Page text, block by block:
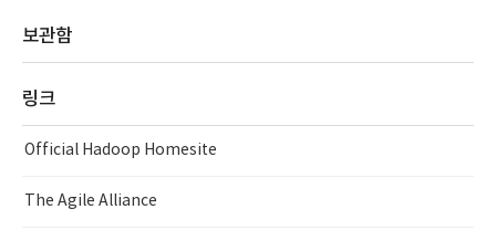
보관함
링크
Official Hadoop Homesite
The Agile Alliance